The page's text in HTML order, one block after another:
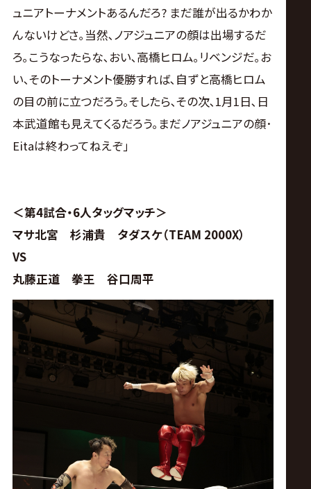
ュニアトーナメントあるんだろ? まだ誰が出るかわか
んないけどさ｡当然､ノアジュニアの顔は出場するだ
ろ｡こうなったらな､おい､高橋ヒロム｡リベンジだ｡お
い､そのトーナメント優勝すれば､自ずと高橋ヒロム
の目の前に立つだろう｡そしたら､その次､1月1日､日
本武道館も見えてくるだろう｡まだノアジュニアの顔･
Eitaは終わってねえぞ｣
＜第4試合・6人タッグマッチ＞
マサ北宮 杉浦貴 タダスケ（TEAM 2000X）
VS
丸藤正道 拳王 谷口周平